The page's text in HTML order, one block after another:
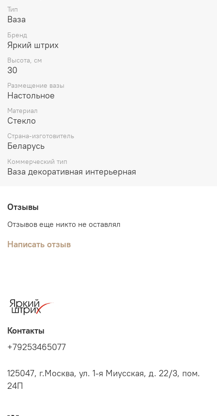
Тип
Ваза
Бренд
Яркий штрих
Высота, см
30
Размещение вазы
Настольное
Материал
Стекло
Страна-изготовитель
Беларусь
Коммерческий тип
Ваза декоративная интерьерная
Отзывы
Отзывов еще никто не оставлял
Написать отзыв
Контакты
+79253465077
125047, г.Москва, ул. 1-я Миусская, д. 22/3, пом.
24П